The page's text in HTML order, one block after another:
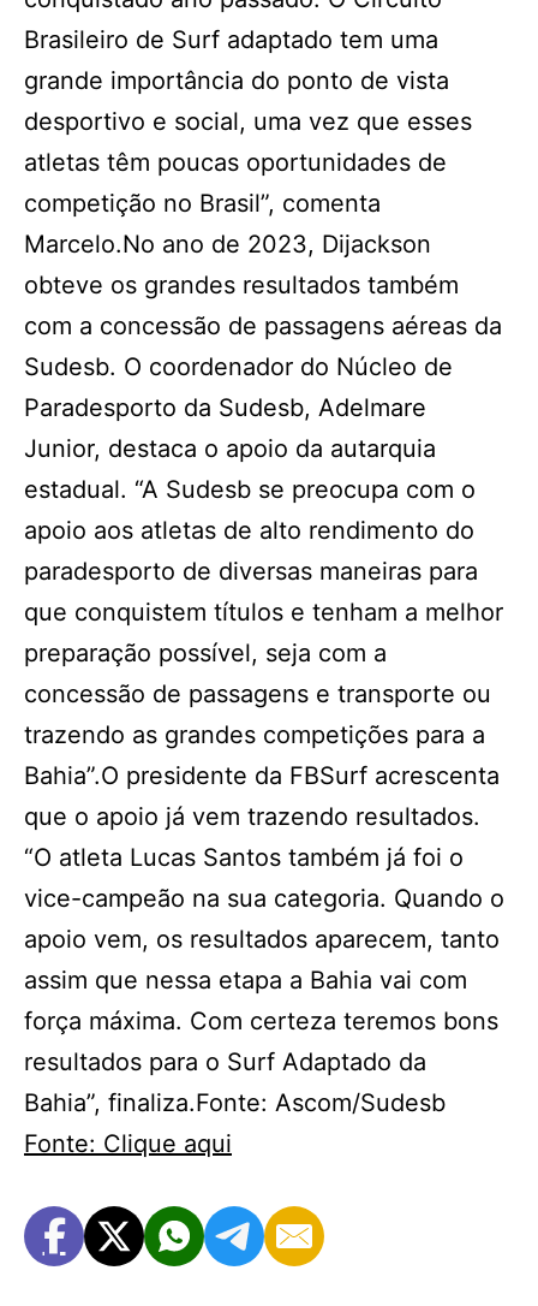
Brasileiro de Surf adaptado tem uma
grande importância do ponto de vista
desportivo e social, uma vez que esses
atletas têm poucas oportunidades de
competição no Brasil”, comenta
Marcelo.No ano de 2023, Dijackson
obteve os grandes resultados também
com a concessão de passagens aéreas da
Sudesb. O coordenador do Núcleo de
Paradesporto da Sudesb, Adelmare
Junior, destaca o apoio da autarquia
estadual. “A Sudesb se preocupa com o
apoio aos atletas de alto rendimento do
paradesporto de diversas maneiras para
que conquistem títulos e tenham a melhor
preparação possível, seja com a
concessão de passagens e transporte ou
trazendo as grandes competições para a
Bahia”.O presidente da FBSurf acrescenta
que o apoio já vem trazendo resultados.
“O atleta Lucas Santos também já foi o
vice-campeão na sua categoria. Quando o
apoio vem, os resultados aparecem, tanto
assim que nessa etapa a Bahia vai com
força máxima. Com certeza teremos bons
resultados para o Surf Adaptado da
Bahia”, finaliza.Fonte: Ascom/Sudesb
Fonte: Clique aqui